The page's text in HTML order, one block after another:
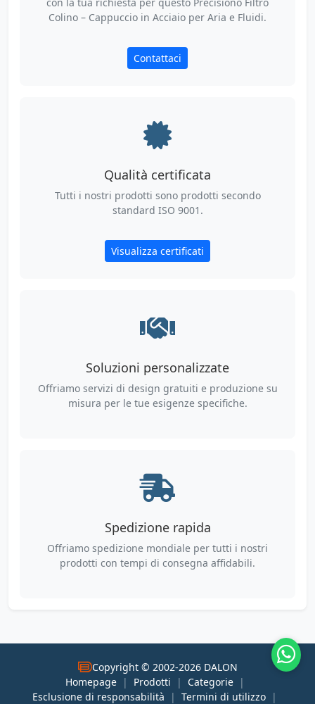
Colino – Cappuccio in Acciaio per Aria e Fluidi.
Contattaci
Qualità certificata
Tutti i nostri prodotti sono prodotti secondo
standard ISO 9001.
Visualizza certificati
Soluzioni personalizzate
Offriamo servizi di design gratuiti e produzione su
misura per le tue esigenze specifiche.
Spedizione rapida
Offriamo spedizione mondiale per tutti i nostri
prodotti con tempi di consegna affidabili.
Copyright © 2002-2026 DALON
Homepage
| Prodotti | Categorie
|
Esclusione di responsabilità
| Termini di utilizzo |